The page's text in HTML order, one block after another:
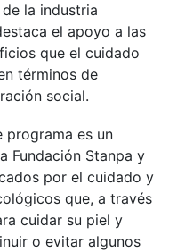
la industria
el apoyo a las
que el cuidado
términos de
social.
programa es un
Fundación Stanpa y
por el cuidado y
que, a través
cuidar su piel y
o evitar algunos